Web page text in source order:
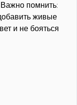
помнить:
живые
и не бояться